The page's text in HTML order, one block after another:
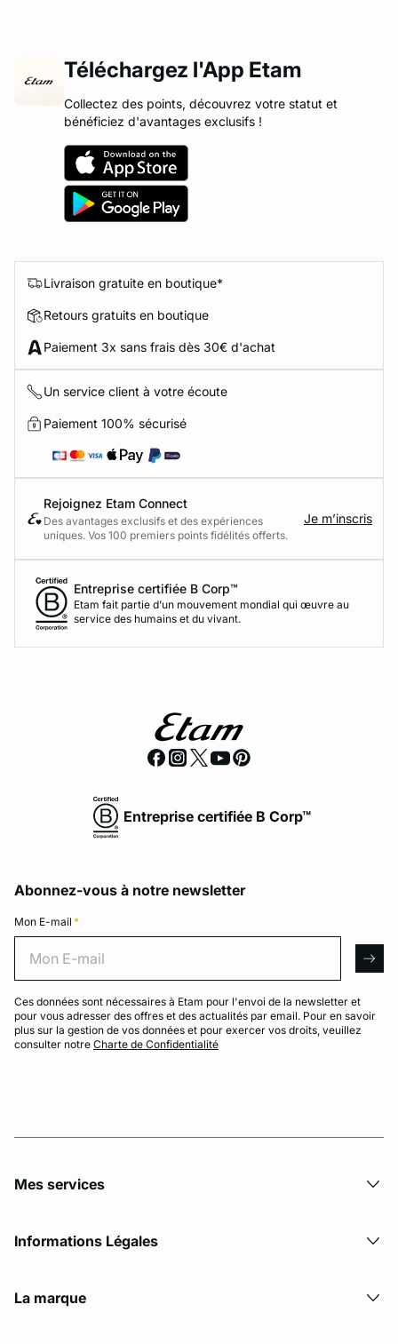
Téléchargez l'App Etam
Collectez des points, découvrez votre statut et
bénéficiez d'avantages exclusifs !
Livraison gratuite en boutique*
Retours gratuits en boutique
Paiement 3x sans frais dès 30€ d'achat
Un service client à votre écoute
Paiement 100% sécurisé
Rejoignez Etam Connect
Des avantages exclusifs et des expériences
uniques. Vos 100 premiers points fidélités offerts.
Je m’inscris
Entreprise certifiée B Corp™
Etam fait partie d’un mouvement mondial qui œuvre au
service des humains et du vivant.
Entreprise certifiée B Corp™
Abonnez-vous à notre newsletter
Mon E-mail *
Ces données sont nécessaires à Etam pour l'envoi de la newsletter et
pour vous adresser des offres et des actualités par email. Pour en savoir
plus sur la gestion de vos données et pour exercer vos droits, veuillez
consulter notre Charte de Confidentialité
Mes services
Informations Légales
La marque